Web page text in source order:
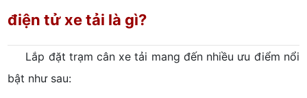
điện tử xe tải là gì?
Lắp đặt trạm cân xe tải mang đến nhiều ưu điểm nổi
bật như sau: